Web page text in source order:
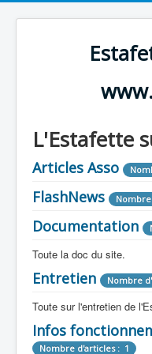
L'Estafette
Articles Asso
FlashNews
Documentation
Toute la doc du site.
Revue de
Tous les articles que
Camping Car
Entretien Nombre
Toute sur l'entretien de
Mécanique
Infos
Nombre d'articles : 1